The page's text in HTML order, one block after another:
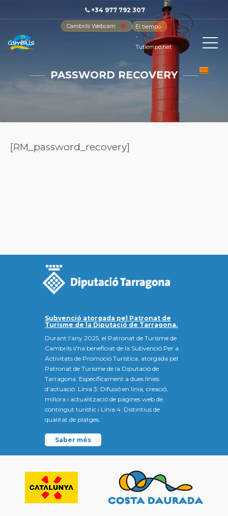
+34 977 792 307
Cambrils Webcam
El tiempo
-
Tutiempo.net
PASSWORD RECOVERY
[RM_password_recovery]
Subvenció atorgada pel Patronat de
Turisme de la Diputació de Tarragona.
Durant l'any 2025, el Patronat de Turisme de
Cambrils s'ha beneficiat de la Subvenció Per a
Activitats de Promoció Turística, atorgada pel
Patronat de Turisme de la Diputació de
Tarragona. Específicament a dues línies
d'actuació: Línia 3: Difusió en línia, creació,
millora i actualització de pàgines web de
contingut turístic i Línia 4: Distintius de
qualitat de platges.
Saber més